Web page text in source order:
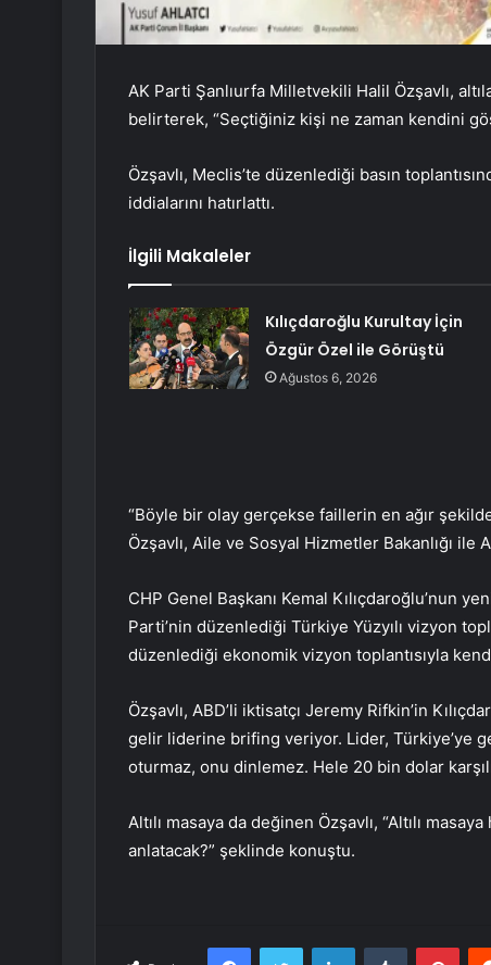
AK Parti Şanlıurfa Milletvekili Halil Özşavlı,
belirterek, “Seçtiğiniz kişi ne zaman kendini
Özşavlı, Meclis’te düzenlediği basın
iddialarını hatırlattı.
İlgili Makaleler
Kılıçdaroğlu Kurultay İçin
Özgür Özel ile Görüştü
Ağustos 6, 2026
“Böyle bir olay gerçekse faillerin en ağır
Özşavlı, Aile ve Sosyal Hizmetler Bakanlığı
CHP Genel Başkanı Kemal Kılıçdaroğlu’nun
Parti’nin düzenlediği Türkiye Yüzyılı vizyon
düzenlediği ekonomik vizyon toplantısıyla
Özşavlı, ABD’li iktisatçı Jeremy Rifkin’in
gelir liderine brifing veriyor. Lider, Türkiye’ye
oturmaz, onu dinlemez. Hele 20 bin dolar
Altılı masaya da değinen Özşavlı, “Altılı
anlatacak?” şeklinde konuştu.
FacebookTwitter LinkedInTumblr